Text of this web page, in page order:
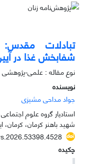
تبادلات مقدس:
شفابخش غذا در
نوع مقاله : علمی-پژوهشی
نویسنده
جواد مداحی مشیزی
استادیار گروه علوم
شهید باهنر کرمان، کرمان،
چکیده